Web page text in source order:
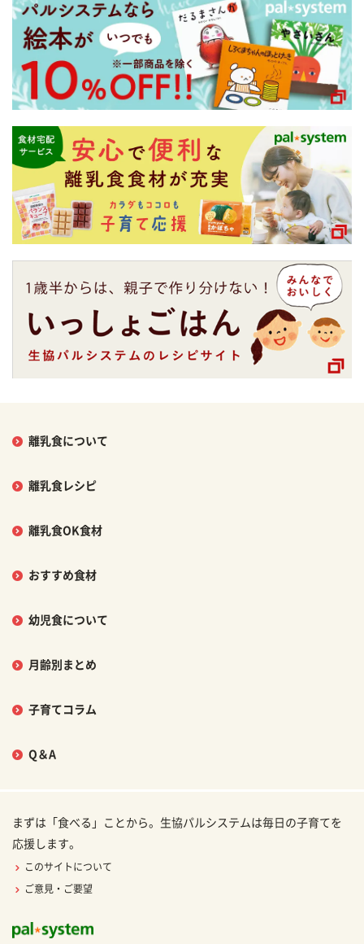
離乳食について
離乳食レシピ
離乳食OK食材
おすすめ食材
幼児食について
月齢別まとめ
子育てコラム
Q＆A
まずは「食べる」ことから。生協パルシステムは毎日の子育てを
応援します。
このサイトについて
ご意見・ご要望